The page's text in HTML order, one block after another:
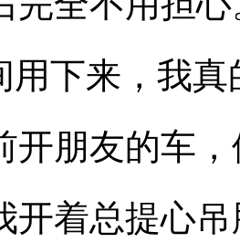
用下来，我
开朋友的车
开着总提心